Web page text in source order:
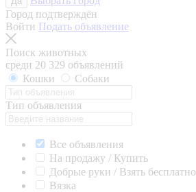
Город подтверждён
Войти Подать объявление
Поиск животных
среди 20 329 объявлений
Кошки
Собаки
Тип объявления
Все объявления
На продажу / Купить
Добрые руки / Взять бесплатно
Вязка